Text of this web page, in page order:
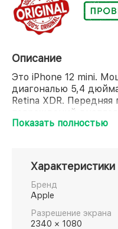
Описание
Это iPhone 12 mini.
диагональю 5,4
Retina XDR. Передняя
повреждений
качество снимков
процессор A14
примагничиваются и
зарядку. Это
Показать полностью
Характеристики
Бренд
Apple
Разрешение экрана
2340 × 1080